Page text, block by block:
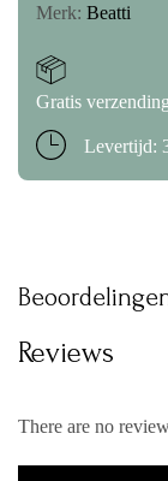
Merk: Beatti
Gratis
Levertijd:
Reviews
There are no